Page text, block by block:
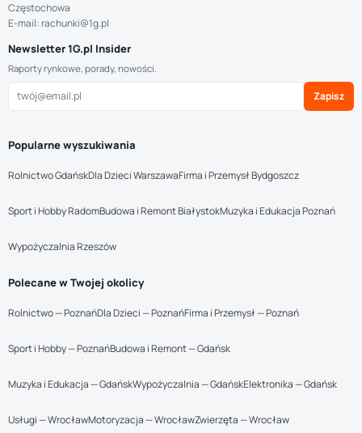
Częstochowa
E-mail: rachunki@1g.pl
Newsletter 1G.pl Insider
Raporty rynkowe, porady, nowości.
Zapisz
Popularne wyszukiwania
Rolnictwo GdańskDla Dzieci WarszawaFirma i Przemysł Bydgoszcz
Sport i Hobby RadomBudowa i Remont BiałystokMuzyka i Edukacja Poznań
Wypożyczalnia Rzeszów
Polecane w Twojej okolicy
Rolnictwo — PoznańDla Dzieci — PoznańFirma i Przemysł — Poznań
Sport i Hobby — PoznańBudowa i Remont — Gdańsk
Muzyka i Edukacja — GdańskWypożyczalnia — GdańskElektronika — Gdańsk
Usługi — WrocławMotoryzacja — WrocławZwierzęta — Wrocław